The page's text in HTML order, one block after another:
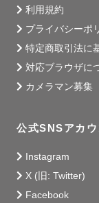
利用規約
プライバシーポ
特定商取引法に
対応ブラウザに
カメラマン募集
公式SNSアカウ
Instagram
X (旧: Twitter)
Facebook